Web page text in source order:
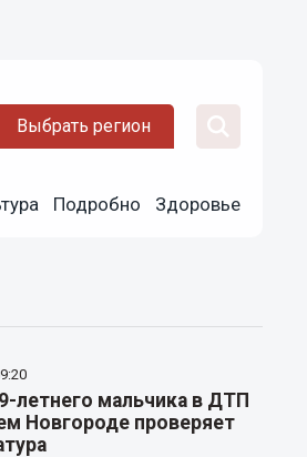
Выбрать регион
Подробно Здоровье
летнего мальчика в ДТП
Новгороде проверяет